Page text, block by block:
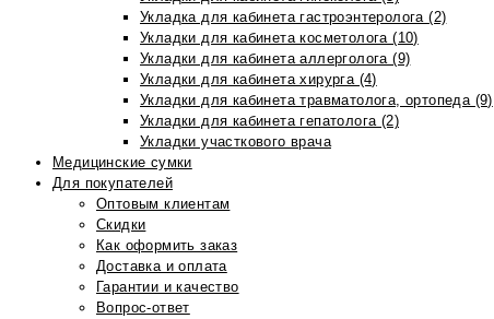
Укладка для кабинета гастроэнтеролога (2)
Укладки для кабинета косметолога (10)
Укладки для кабинета аллерголога (9)
Укладки для кабинета хирурга (4)
Укладки для кабинета травматолога, ортопеда (9)
Укладки для кабинета гепатолога (2)
Укладки участкового врача
Медицинские сумки
Для покупателей
Оптовым клиентам
Скидки
Как оформить заказ
Доставка и оплата
Гарантии и качество
Вопрос-ответ